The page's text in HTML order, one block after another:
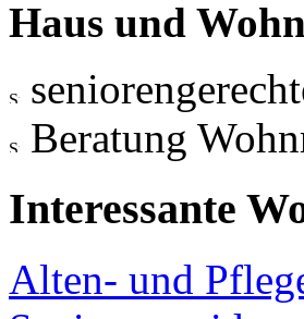
Haus und
Beratung
Interessante
Alten- und